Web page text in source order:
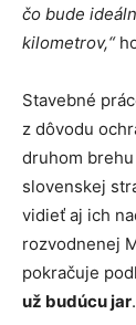
čo bude
kilometrov,“
Stavebné
z dôvodu
druhom brehu
slovenskej
vidieť aj ich
rozvodnenej
pokračuje
už budúcu jar.